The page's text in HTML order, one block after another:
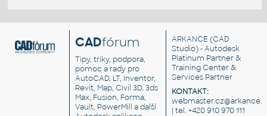
CADfórum
Tipy, triky, podpora,
pomoc a rady pro
AutoCAD, LT, Inventor,
Revit, Map, Civil 3D, 3ds
Max, Fusion, Forma,
Vault, PowerMill a další
ARKANCE (CAD
Studio) - Autodesk
Platinum Partner &
Training Center &
Services Partner
KONTAKT:
| tel. +420 910 970 111